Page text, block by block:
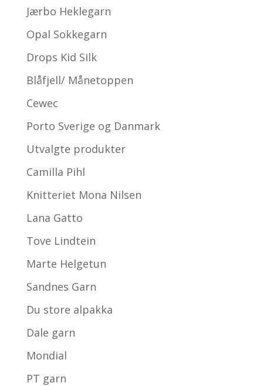
Jærbo Heklegarn
Opal Sokkegarn
Drops Kid Silk
Blåfjell/ Månetoppen
Cewec
Porto Sverige og Danmark
Utvalgte produkter
Camilla Pihl
Knitteriet Mona Nilsen
Lana Gatto
Tove Lindtein
Marte Helgetun
Sandnes Garn
Du store alpakka
Dale garn
Mondial
PT garn